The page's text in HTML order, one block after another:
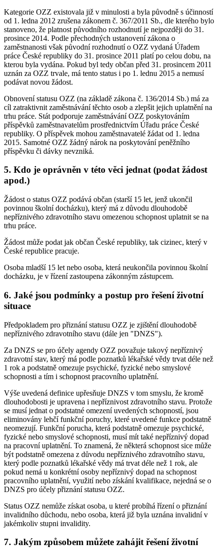
Kategorie OZZ existovala již v minulosti a byla původně s účinností
od 1. ledna 2012 zrušena zákonem č. 367/2011 Sb., dle kterého bylo
stanoveno, že platnost původního rozhodnutí je nejpozději do 31.
prosince 2014. Podle přechodných ustanovení zákona o
zaměstnanosti však původní rozhodnutí o OZZ vydaná Úřadem
práce České republiky do 31. prosince 2011 platí po celou dobu, na
kterou byla vydána. Pokud byl tedy občan před 31. prosincem 2011
uznán za OZZ trvale, má tento status i po 1. lednu 2015 a nemusí
podávat novou žádost.
Obnovení statusu OZZ (na základě zákona č. 136/2014 Sb.) má za
cíl zatraktivnit zaměstnávání těchto osob a zlepšit jejich uplatnění na
trhu práce. Stát podporuje zaměstnávání OZZ poskytováním
příspěvků zaměstnavatelům prostřednictvím Úřadu práce České
republiky. O příspěvek mohou zaměstnavatelé žádat od 1. ledna
2015. Samotné OZZ žádný nárok na poskytování peněžního
příspěvku či dávky nevzniká.
5. Kdo je oprávněn v této věci jednat (podat žádost
apod.)
Žádost o status OZZ podává občan (starší 15 let, jenž ukončil
povinnou školní docházku), který má z důvodu dlouhodobě
nepříznivého zdravotního stavu omezenou schopnost uplatnit se na
trhu práce.
Žádost může podat jak občan České republiky, tak cizinec, který v
České republice pracuje.
Osoba mladší 15 let nebo osoba, která neukončila povinnou školní
docházku, je v řízení zastoupena zákonným zástupcem.
6. Jaké jsou podmínky a postup pro řešení životní
situace
Předpokladem pro přiznání statusu OZZ je zjištění dlouhodobě
nepříznivého zdravotního stavu (dále jen "DNZS").
Za DNZS se pro účely agendy OZZ považuje takový nepříznivý
zdravotní stav, který má podle poznatků lékařské vědy trvat déle než
1 rok a podstatně omezuje psychické, fyzické nebo smyslové
schopnosti a tím i schopnost pracovního uplatnění.
Výše uvedená definice upřesňuje DNZS v tom smyslu, že kromě
dlouhodobosti je upravena i nepříznivost zdravotního stavu. Protože
se musí jednat o podstatné omezení uvedených schopností, jsou
eliminovány lehčí funkční poruchy, které uvedené funkce podstatně
neomezují. Funkční porucha, která podstatně omezuje psychické,
fyzické nebo smyslové schopnosti, musí mít také nepříznivý dopad
na pracovní uplatnění. To znamená, že některá schopnost sice může
být podstatně omezena z důvodu nepříznivého zdravotního stavu,
který podle poznatků lékařské vědy má trvat déle než 1 rok, ale
pokud nemá u konkrétní osoby nepříznivý dopad na schopnost
pracovního uplatnění, využití nebo získání kvalifikace, nejedná se o
DNZS pro účely přiznání statusu OZZ.
Status OZZ nemůže získat osoba, u které probíhá řízení o přiznání
invalidního důchodu, nebo osoba, která již byla uznána invalidní v
jakémkoliv stupni invalidity.
7. Jakým způsobem můžete zahájit řešení životní